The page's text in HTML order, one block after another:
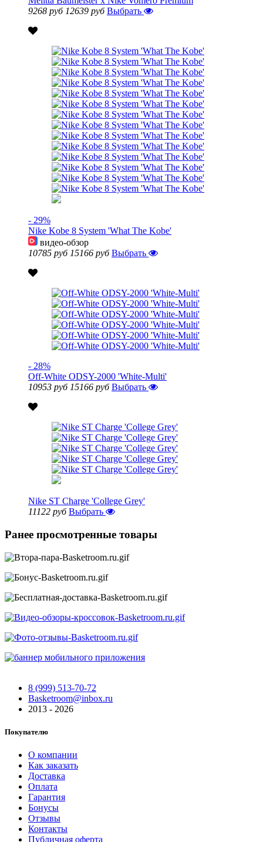
9268 руб 12639 руб Выбрать
- 29%
Nike Kobe 8 System 'What The Kobe'
видео-обзор
10785 руб 15166 руб Выбрать
- 28%
Off-White ODSY-2000 'White-Multi'
10953 руб 15166 руб Выбрать
Nike ST Charge 'College Grey'
11122 руб Выбрать
Ранее просмотренные товары
8 (999) 513-70-72
Basketroom@inbox.ru
2013 - 2026
Покупателю
О компании
Как заказать
Доставка
Оплата
Гарантия
Бонусы
Отзывы
Контакты
Публичная оферта